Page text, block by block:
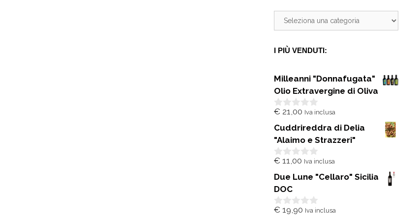
I PIÙ VENDUTI:
Milleanni "Donnafugata"
Olio Extravergine di Oliva
0
u
5
€ 21,00 Iva inclusa
Cuddrireddra di Delia
"Alaimo e Strazzeri"
0
u
5
€ 11,00 Iva inclusa
Due Lune "Cellaro" Sicilia
DOC
0
€ 19,90 Iva inclusa